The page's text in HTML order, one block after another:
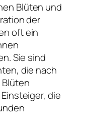
Blüten und
der
oft ein
Sie sind
die nach
die